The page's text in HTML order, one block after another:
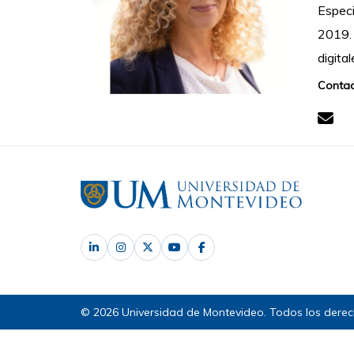
2019.
© 2026 Universidad de Montevideo. Todos los